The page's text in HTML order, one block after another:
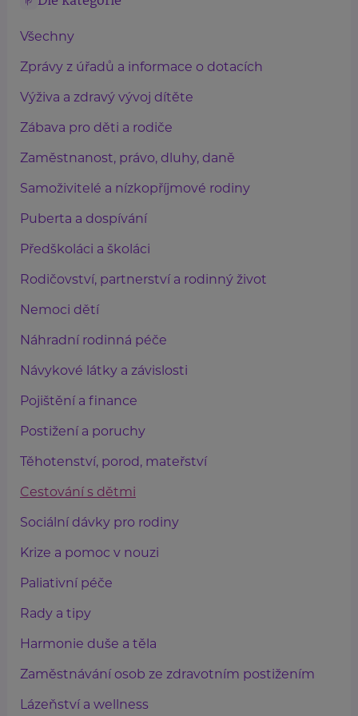
Všechny
Zprávy z úřadů a informace o dotacích
Výživa a zdravý vývoj dítěte
Zábava pro děti a rodiče
Zaměstnanost, právo, dluhy, daně
Samoživitelé a nízkopříjmové rodiny
Puberta a dospívání
Předškoláci a školáci
Rodičovství, partnerství a rodinný život
Nemoci dětí
Náhradní rodinná péče
Návykové látky a závislosti
Pojištění a finance
Postižení a poruchy
Těhotenství, porod, mateřství
Cestování s dětmi
Sociální dávky pro rodiny
Krize a pomoc v nouzi
Paliativní péče
Rady a tipy
Harmonie duše a těla
Zaměstnávání osob ze zdravotním postižením
Lázeňství a wellness